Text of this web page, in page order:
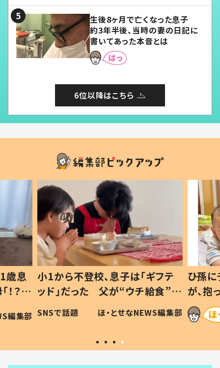
生後8ヶ月で亡くなった息子
約3年半後、当時の妻の日記に
書いてあった本音とは
6位以降はこちら
歳息
？」
編集部
小1から不登校、息子は「ギフテ
ッド」だった 父が“ウチ給食”を
作り続ける理由とは #令和の親
#令和の子
SNSで話題 ほ・とせなNEWS編集部
ひ孫
が、
「涙が
い」